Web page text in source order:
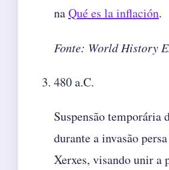
naQué es la inflación.
Fonte: World History
480 a.C.
Suspensão temporária
durante a invasão
Xerxes, visando unir a